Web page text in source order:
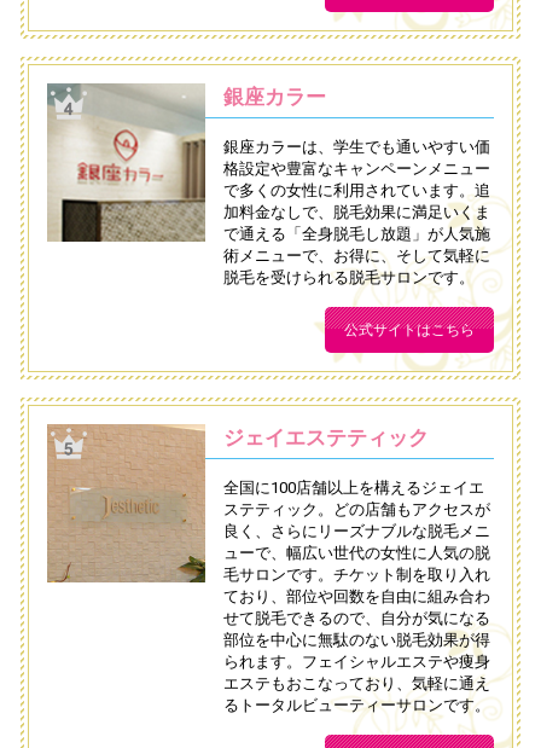
銀座カラー
銀座カラーは、学生でも通いやすい価
格設定や豊富なキャンペーンメニュー
で多くの女性に利用されています。追
加料金なしで、脱毛効果に満足いくま
で通える「全身脱毛し放題」が人気施
術メニューで、お得に、そして気軽に
脱毛を受けられる脱毛サロンです。
公式サイトはこちら
ジェイエステティック
全国に100店舗以上を構えるジェイエ
ステティック。どの店舗もアクセスが
良く、さらにリーズナブルな脱毛メニ
ューで、幅広い世代の女性に人気の脱
毛サロンです。チケット制を取り入れ
ており、部位や回数を自由に組み合わ
せて脱毛できるので、自分が気になる
部位を中心に無駄のない脱毛効果が得
られます。フェイシャルエステや痩身
エステもおこなっており、気軽に通え
るトータルビューティーサロンです。